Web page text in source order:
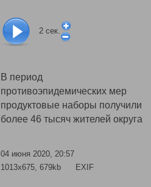
2 сек.
В период
противоэпидемических мер
продуктовые наборы получили
более 46 тысяч жителей округа
04 июня 2020, 20:57
1013x675, 679kb
EXIF